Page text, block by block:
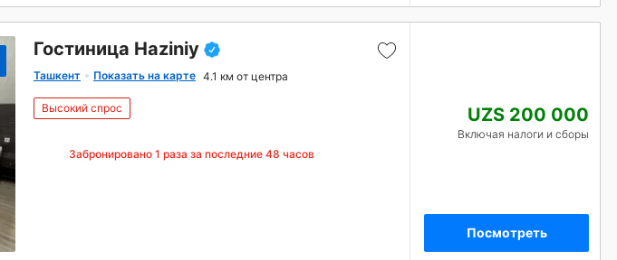
Гостиница Haziniy
Ташкент Показать на карте 4.1 км от центра
Высокий спрос
Забронировано 1 раза за последние 48 часов
UZS 200 000
Включая налоги и сборы
Посмотреть